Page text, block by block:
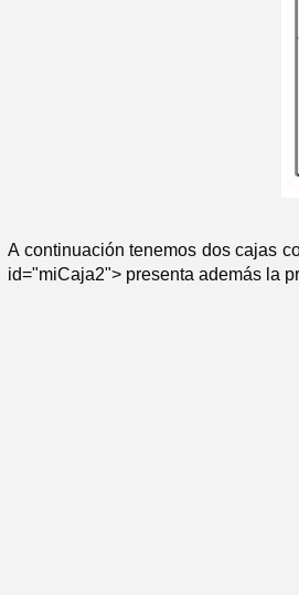
A continuación tenemos dos cajas
id="miCaja2"> presenta además la